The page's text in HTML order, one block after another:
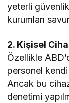
yeterli güvenlik
kurumları
2. Kişisel
Özellikle
personel kendi
Ancak bu
denetimi